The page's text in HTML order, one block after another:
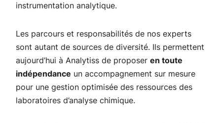
instrumentation analytique.
Les parcours et responsabilités de nos experts
sont autant de sources de diversité. Ils permettent
aujourd’hui à Analytiss de proposer en toute
indépendance un accompagnement sur mesure
pour une gestion optimisée des ressources des
laboratoires d’analyse chimique.